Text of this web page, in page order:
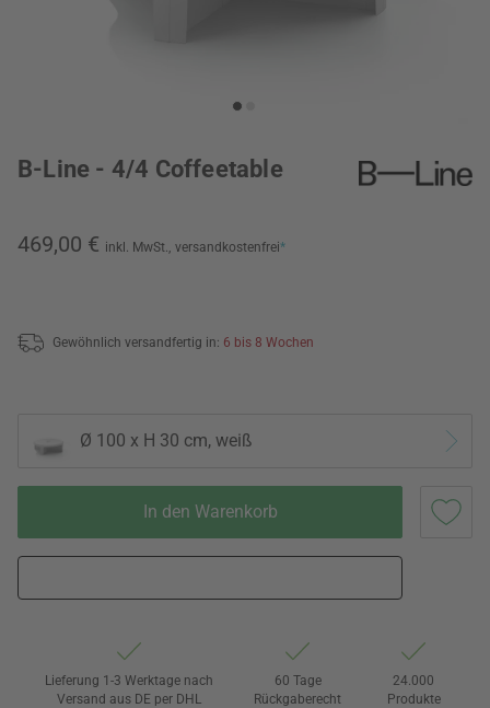
B-Line - 4/4 Coffeetable
469,00 € inkl. MwSt., versandkostenfrei*
Gewöhnlich versandfertig in: 6 bis 8 Wochen
Ø 100 x H 30 cm, weiß
In den Warenkorb
Lieferung 1-3 Werktage nach
Versand aus DE per DHL
60 Tage
Rückgaberecht
24.000
Produkte